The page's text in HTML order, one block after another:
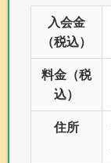
入会金
（税込）
料金（税
込）
住所